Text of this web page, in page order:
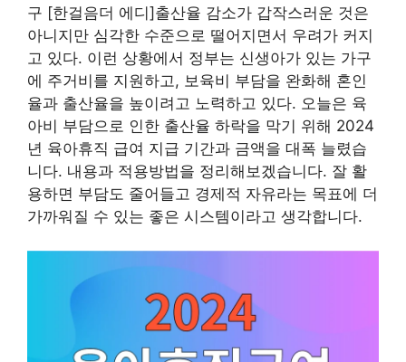
구 [한걸음더 에디]출산율 감소가 갑작스러운 것은
아니지만 심각한 수준으로 떨어지면서 우려가 커지
고 있다. 이런 상황에서 정부는 신생아가 있는 가구
에 주거비를 지원하고, 보육비 부담을 완화해 혼인
율과 출산율을 높이려고 노력하고 있다. 오늘은 육
아비 부담으로 인한 출산율 하락을 막기 위해 2024
년 육아휴직 급여 지급 기간과 금액을 대폭 늘렸습
니다. 내용과 적용방법을 정리해보겠습니다. 잘 활
용하면 부담도 줄어들고 경제적 자유라는 목표에 더
가까워질 수 있는 좋은 시스템이라고 생각합니다.